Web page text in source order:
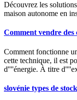
Découvrez les
maison autonome en
Comment vendre des
Comment fonctionne
cette technique, il est
d''''énergie. À titre
slovénie types de